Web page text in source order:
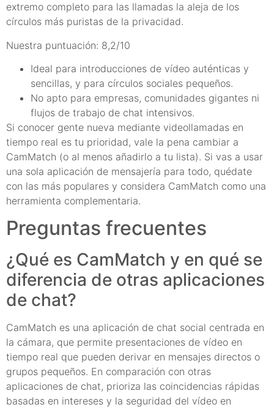
extremo completo para las llamadas la aleja de los
círculos más puristas de la privacidad.
Nuestra puntuación: 8,2/10
Ideal para introducciones de vídeo auténticas y
sencillas, y para círculos sociales pequeños.
No apto para empresas, comunidades gigantes ni
flujos de trabajo de chat intensivos.
Si conocer gente nueva mediante videollamadas en
tiempo real es tu prioridad, vale la pena cambiar a
CamMatch (o al menos añadirlo a tu lista). Si vas a usar
una sola aplicación de mensajería para todo, quédate
con las más populares y considera CamMatch como una
herramienta complementaria.
Preguntas frecuentes
¿Qué es CamMatch y en qué se
diferencia de otras aplicaciones
de chat?
CamMatch es una aplicación de chat social centrada en
la cámara, que permite presentaciones de vídeo en
tiempo real que pueden derivar en mensajes directos o
grupos pequeños. En comparación con otras
aplicaciones de chat, prioriza las coincidencias rápidas
basadas en intereses y la seguridad del vídeo en